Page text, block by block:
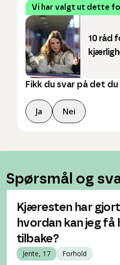
Vi har valgt ut dette
10 råd
Fikk du svar på det
Ja Nei
Spørsmål og
Kjæresten har
hvordan kan jeg få
tilbake?
Jente, 17 Forhold